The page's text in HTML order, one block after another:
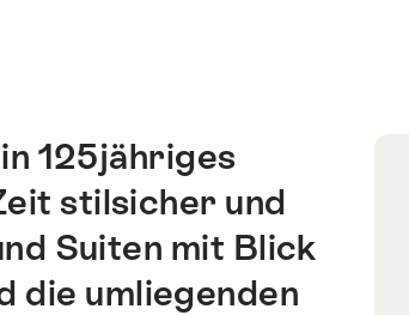
125jähriges
stilsicher und
Suiten mit Blick
die umliegenden